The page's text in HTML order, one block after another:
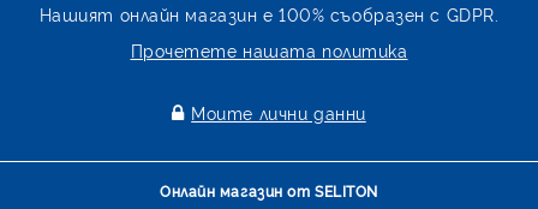
Нашият онлайн магазин е 100% съобразен с GDPR.
Прочетете нашата политика
Моите лични данни
Онлайн магазин от SELITON